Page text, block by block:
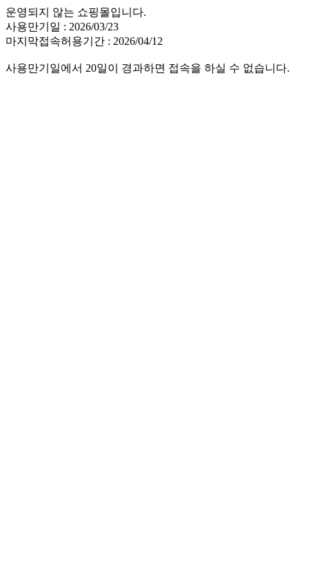
운영되지 않는 쇼핑몰입니다.
사용만기일 : 2026/03/23
마지막접속허용기간 : 2026/04/12
사용만기일에서 20일이 경과하면 접속을 하실 수 없습니다.